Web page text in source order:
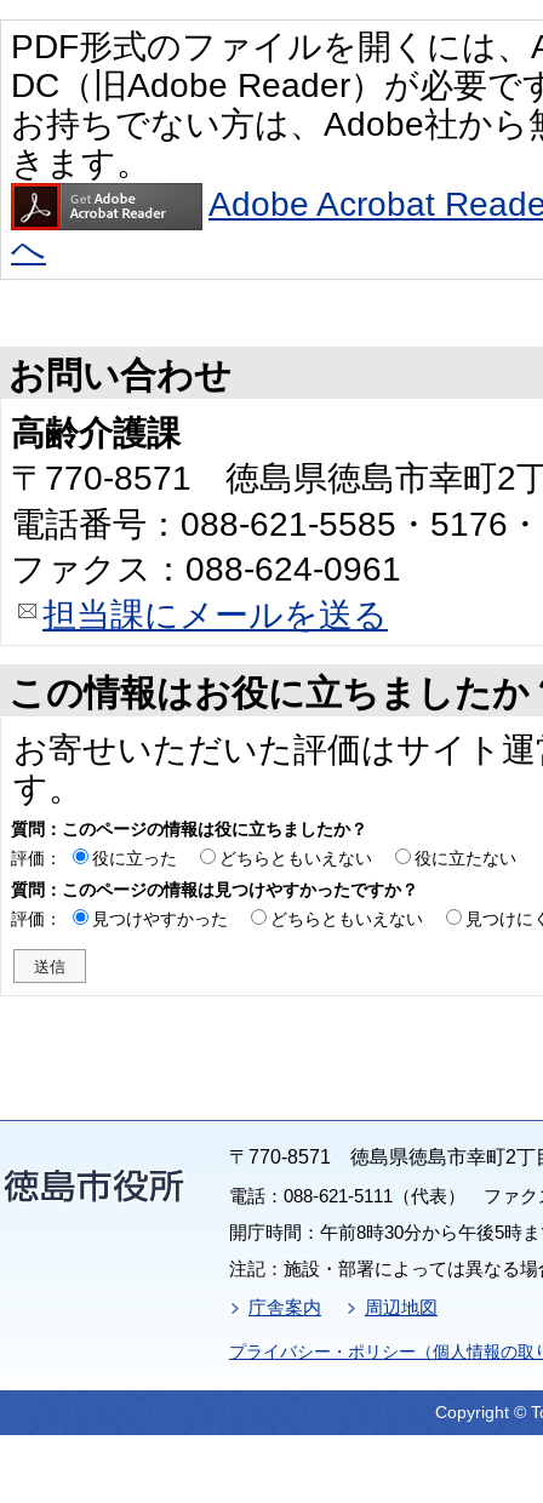
PDF形式のファイルを開くには
DC（旧Adobe Reader）が必要で
お持ちでない方は、Adobe社か
きます。
Adobe Acrobat
へ
お問い合わせ
高齢介護課
〒770-8571 徳島県徳島市幸町2
電話番号：088-621-5585・5176
ファクス：088-624-0961
担当課にメールを送る
この情報はお役に立ちましたか
お寄せいただいた評価はサイト
す。
質問：このページの情報は役に立ちましたか？
評価：
役に立った どちらともいえない
役に立たない
質問：このページの情報は見つけやすかったですか？
評価：
見つけやすかった どちらともいえない 見つけに
〒770-8571 徳島県徳島市幸町2丁
電話：088-621-5111（代表） ファク
開庁時間：午前8時30分から午後5時
注記：施設・部署によっては異なる
庁舎案内
周辺地図
プライバシー・ポリシー（個人情報の取
Copyright ©